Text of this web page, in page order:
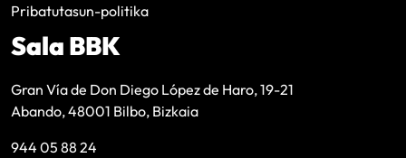
Pribatutasun-politika
Sala BBK
Gran Vía de Don Diego López de Haro, 19-21
Abando, 48001 Bilbo, Bizkaia
944 05 88 24